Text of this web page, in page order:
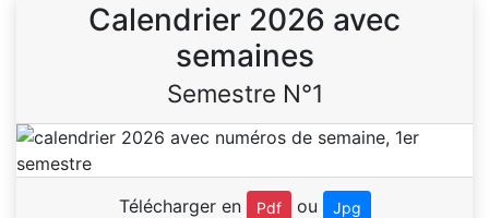
Calendrier 2026 avec
semaines
Semestre N°1
Télécharger en Pdf ou Jpg